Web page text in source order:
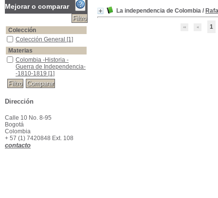
La independencia de Colombia /
1
Mejorar o comparar
Colección
Colección General
Colección General [1]
Materias
Colombia -Historia -Guerra de Independencia--1810-1819
Colombia -Historia -
Guerra de Independencia-
-1810-1819 [1]
Dirección
Calle 10 No. 8-95
Bogotá
Colombia
+ 57 (1) 7420848 Ext. 108
contacto